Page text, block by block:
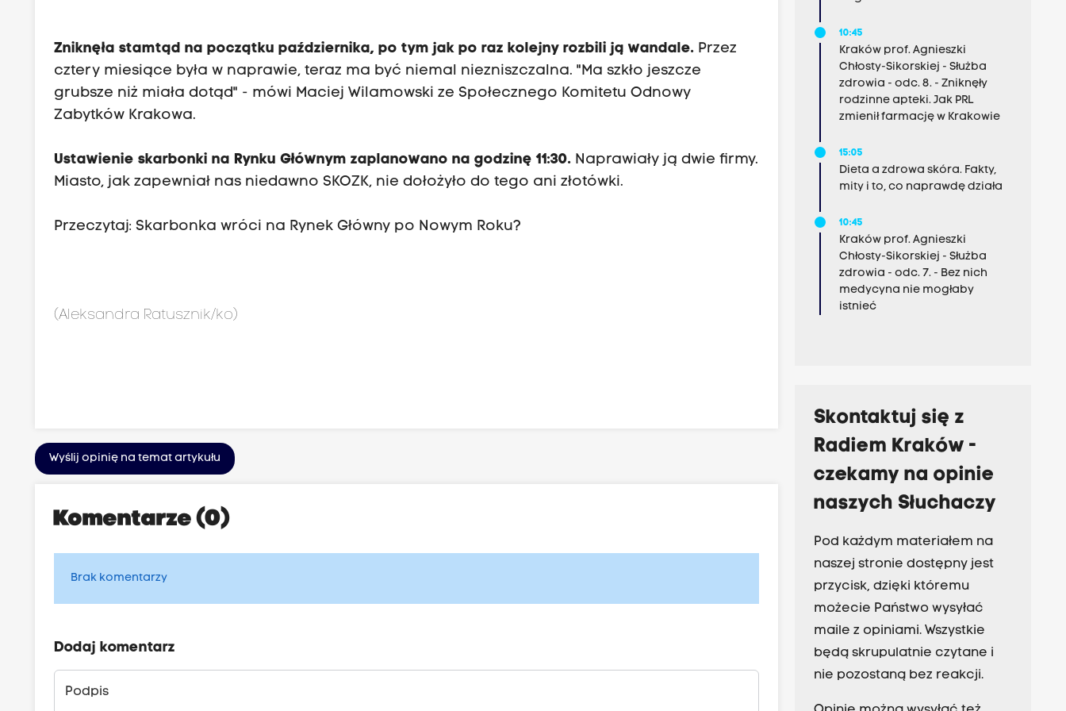
Zniknęła stamtąd na początku października, po tym jak po raz kolejny rozbili ją wandale. Przez
cztery miesiące była w naprawie, teraz ma być niemal niezniszczalna. "Ma szkło jeszcze
grubsze niż miała dotąd" - mówi Maciej Wilamowski ze Społecznego Komitetu Odnowy
Zabytków Krakowa.
Ustawienie skarbonki na Rynku Głównym zaplanowano na godzinę 11:30. Naprawiały ją dwie firmy.
Miasto, jak zapewniał nas niedawno SKOZK, nie dołożyło do tego ani złotówki.
Przeczytaj:Skarbonka wróci na Rynek Główny po Nowym Roku?
(Aleksandra Ratusznik/ko)
Wyślij opinię na temat artykułu
Komentarze (0)
Brak komentarzy
Dodaj komentarz
Podpis
10:45
Kraków prof. Agnieszki
Chłosty-Sikorskiej - Służba
zdrowia - odc. 8. - Zniknęły
rodzinne apteki. Jak PRL
zmienił farmację w Krakowie
15:05
Dieta a zdrowa skóra. Fakty,
mity i to, co naprawdę działa
10:45
Kraków prof. Agnieszki
Chłosty-Sikorskiej - Służba
zdrowia - odc. 7. - Bez nich
medycyna nie mogłaby
istnieć
Skontaktuj się z
Radiem Kraków -
czekamy na opinie
naszych Słuchaczy
Pod każdym materiałem na
naszej stronie dostępny jest
przycisk, dzięki któremu
możecie Państwo wysyłać
maile z opiniami. Wszystkie
będą skrupulatnie czytane i
nie pozostaną bez reakcji.